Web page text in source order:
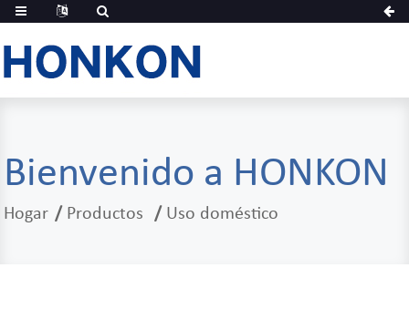
Bienvenido a HONKON
Hogar Productos Uso doméstico